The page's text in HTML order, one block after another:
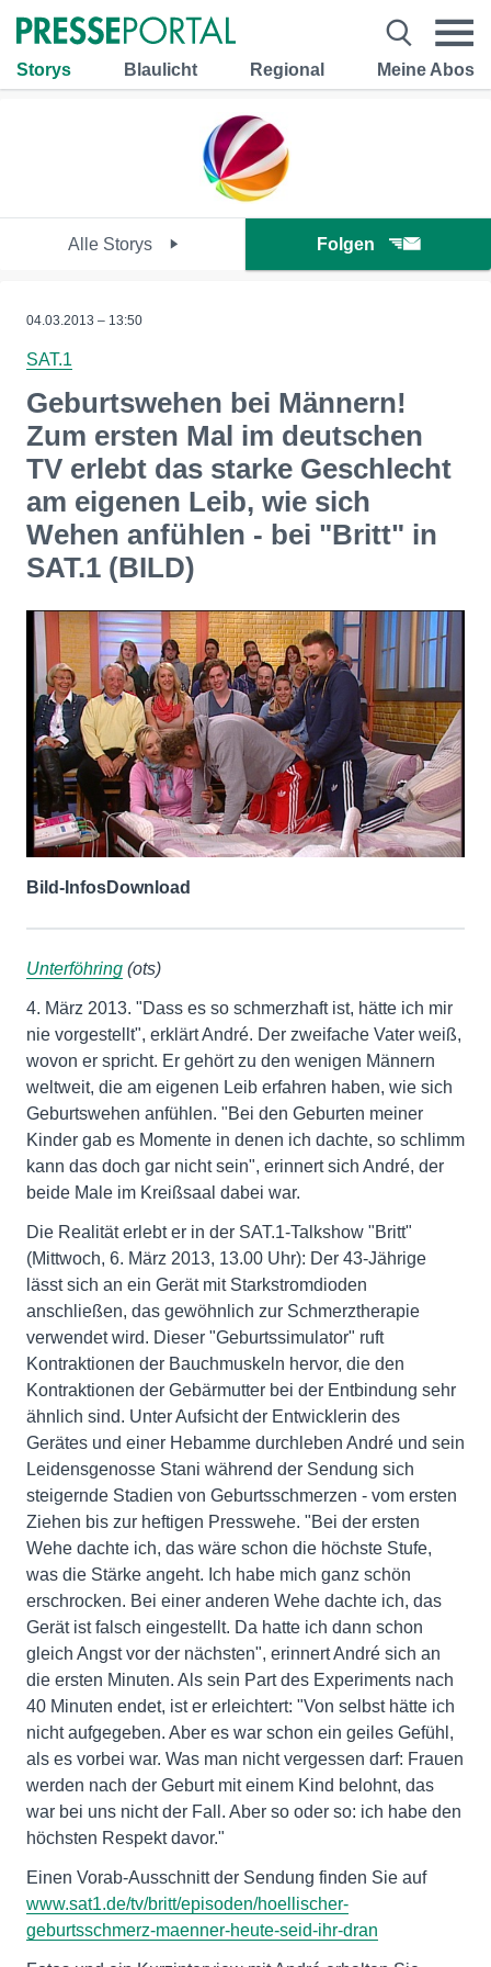
Storys Blaulicht Regional Meine Abos
Alle Storys Folgen
04.03.2013 – 13:50
SAT.1
Geburtswehen bei Männern!
Zum ersten Mal im deutschen
TV erlebt das starke Geschlecht
am eigenen Leib, wie sich
Wehen anfühlen - bei "Britt" in
SAT.1 (BILD)
Bild-InfosDownload
Unterföhring (ots)
4. März 2013. "Dass es so schmerzhaft ist, hätte ich mir
nie vorgestellt", erklärt André. Der zweifache Vater weiß,
wovon er spricht. Er gehört zu den wenigen Männern
weltweit, die am eigenen Leib erfahren haben, wie sich
Geburtswehen anfühlen. "Bei den Geburten meiner
Kinder gab es Momente in denen ich dachte, so schlimm
kann das doch gar nicht sein", erinnert sich André, der
beide Male im Kreißsaal dabei war.
Die Realität erlebt er in der SAT.1-Talkshow "Britt"
(Mittwoch, 6. März 2013, 13.00 Uhr): Der 43-Jährige
lässt sich an ein Gerät mit Starkstromdioden
anschließen, das gewöhnlich zur Schmerztherapie
verwendet wird. Dieser "Geburtssimulator" ruft
Kontraktionen der Bauchmuskeln hervor, die den
Kontraktionen der Gebärmutter bei der Entbindung sehr
ähnlich sind. Unter Aufsicht der Entwicklerin des
Gerätes und einer Hebamme durchleben André und sein
Leidensgenosse Stani während der Sendung sich
steigernde Stadien von Geburtsschmerzen - vom ersten
Ziehen bis zur heftigen Presswehe. "Bei der ersten
Wehe dachte ich, das wäre schon die höchste Stufe,
was die Stärke angeht. Ich habe mich ganz schön
erschrocken. Bei einer anderen Wehe dachte ich, das
Gerät ist falsch eingestellt. Da hatte ich dann schon
gleich Angst vor der nächsten", erinnert André sich an
die ersten Minuten. Als sein Part des Experiments nach
40 Minuten endet, ist er erleichtert: "Von selbst hätte ich
nicht aufgegeben. Aber es war schon ein geiles Gefühl,
als es vorbei war. Was man nicht vergessen darf: Frauen
werden nach der Geburt mit einem Kind belohnt, das
war bei uns nicht der Fall. Aber so oder so: ich habe den
höchsten Respekt davor."
Einen Vorab-Ausschnitt der Sendung finden Sie auf
www.sat1.de/tv/britt/episoden/hoellischer-
geburtsschmerz-maenner-heute-seid-ihr-dran